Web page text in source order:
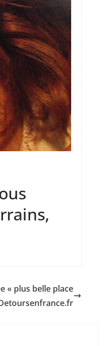
« plus belle place